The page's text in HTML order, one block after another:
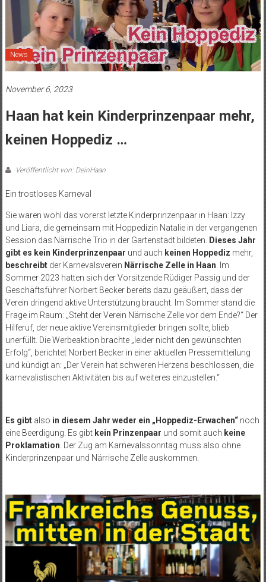
News
November 6, 2023
Haan hat kein Kinderprinzenpaar mehr,
keinen Hoppediz …
Veröffentlicht von: DeinHaan
Ein trostloses Karneval
Sie waren wohl das vorerst letzte Kinderprinzenpaar in Haan: Izzy
und Liara, die gemeinsam mit Hoppedizin Natalie in der vergangenen
Session das Närrische Trio in der Gartenstadt bildeten.
Dieses Jahr
gibt es kein Kinderprinzenpaar und auch keinen Hoppediz mehr,
beschreibtder Karnevalsverein Närrische Zelle in Haan . Im
Sommer 2023 hatten sich der Vorsitzende Rüdiger Passig und der
Geschäftsführer Norbert Becker bereits dazu geäußert, dass der
Verein dringend aktive Unterstützung braucht. Im Sommer stand die
Frage im Raum: „Steht der Verein Närrische Zelle vor dem Ende?“ Der
Hilferuf, der neue aktive Vereinsmitglieder bringen sollte, blieb
unerfüllt. Die Werbeaktion brachte „leider nicht den gewünschten
Erfolg“, berichtet Norbert Becker in einer aktuellen Pressemitteilung
und kündigt an: „Der Verein hat schweren Herzens beschlossen, die
karnevalistischen Aktivitäten bis auf weiteres einzustellen.“
Es gibtalso in diesem Jahr weder ein „Hoppediz-Erwachen“ noch
eine Beerdigung. Es gibt kein Prinzenpaar und somit auch keine
Proklamation . Der Zug am Karnevalssonntag muss also ohne
Kinderprinzenpaar und Närrische Zelle auskommen.